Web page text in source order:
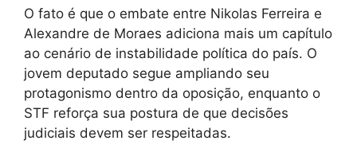
O fato é que o embate entre Nikolas Ferreira e
Alexandre de Moraes adiciona mais um capítulo
ao cenário de instabilidade política do país. O
jovem deputado segue ampliando seu
protagonismo dentro da oposição, enquanto o
STF reforça sua postura de que decisões
judiciais devem ser respeitadas.